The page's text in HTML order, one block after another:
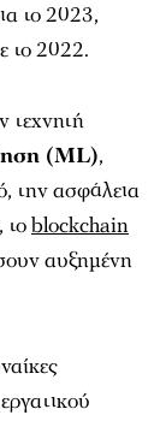
το 2023,
το 2022.
τεχνητή
(ML),
την ασφάλεια
blockchain
αυξημένη